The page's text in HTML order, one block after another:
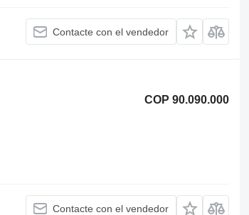
Contacte con el vendedor
COP 90.090.000
Contacte con el vendedor